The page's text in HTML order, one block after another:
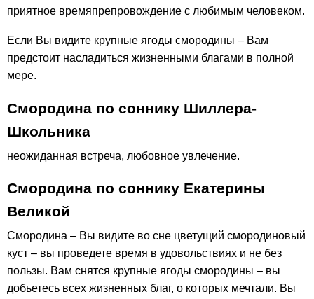
приятное времяпрепровождение с любимым человеком.
Если Вы видите крупные ягоды смородины – Вам
предстоит насладиться жизненными благами в полной
мере.
Смородина по соннику Шиллера-
Школьника
неожиданная встреча, любовное увлечение.
Смородина по соннику Екатерины
Великой
Смородина – Вы видите во сне цветущий смородиновый
куст – вы проведете время в удовольствиях и не без
пользы. Вам снятся крупные ягоды смородины – вы
добьетесь всех жизненных благ, о которых мечтали. Вы